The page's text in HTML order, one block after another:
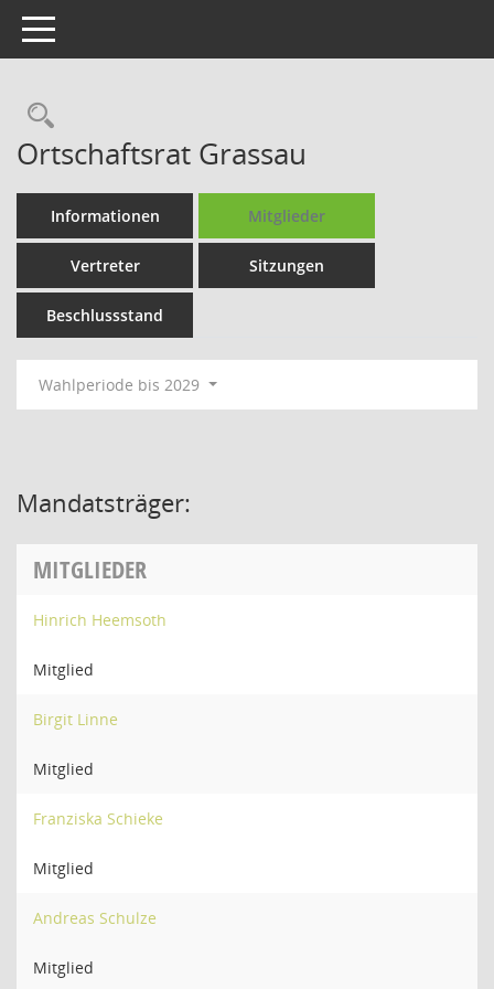
Toggle navigation
Rechercheauswahl
Ortschaftsrat Grassau
Informationen Mitglieder
Vertreter Sitzungen
Beschlussstand
Wahlperiode bis 2029
Mandatsträger:
MITGLIEDER
Hinrich Heemsoth
Mitglied
Birgit Linne
Mitglied
Franziska Schieke
Mitglied
Andreas Schulze
Mitglied